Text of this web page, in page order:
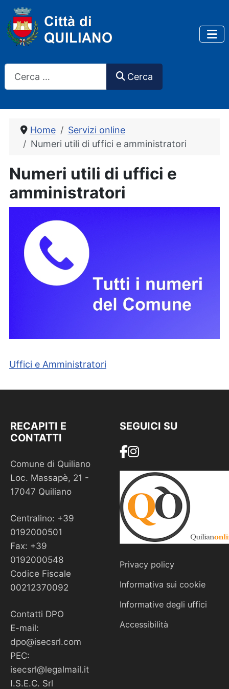
Cerca
Home
Servizi online
Numeri utili di uffici e amministratori
Numeri utili di uffici e
amministratori
Uffici e Amministratori
RECAPITI E
CONTATTI
Comune di Quiliano
Loc. Massapè, 21 -
17047 Quiliano
Centralino: +39
0192000501
Fax: +39
0192000548
Codice Fiscale
00212370092
Contatti DPO
E-mail:
dpo@isecsrl.com
PEC:
isecsrl@legalmail.it
I.S.E.C. Srl
SEGUICI SU
Privacy policy
Informativa sui cookie
Informative degli uffici
Accessibilità